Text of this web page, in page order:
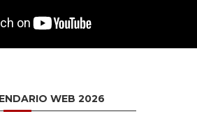
WEB 2026